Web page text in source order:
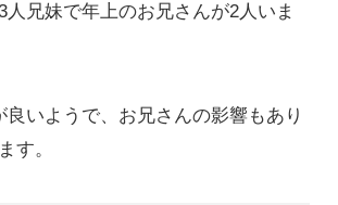
兄妹で年上のお兄さんが2人いま
良いようで、お兄さんの影響もあり
す。